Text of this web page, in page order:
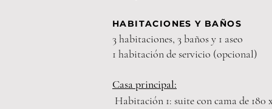
HABITACIONES Y BAÑOS
3 habitaciones, 3 baños y 1 aseo
1 habitación de servicio (opcional)
Casa principal:
Habitación 1: suite con cama de 180